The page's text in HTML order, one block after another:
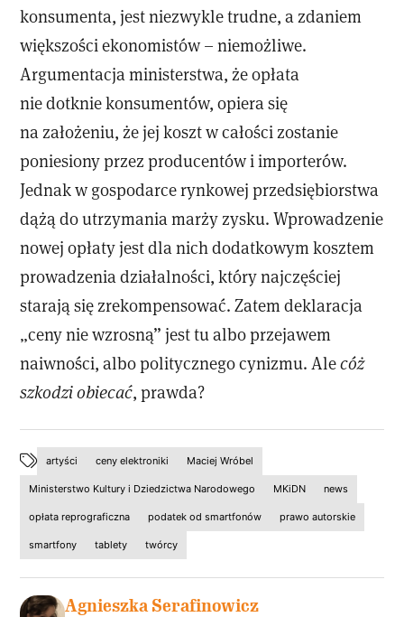
konsumenta, jest niezwykle trudne, a zdaniem
większości ekonomistów – niemożliwe.
Argumentacja ministerstwa, że opłata
nie dotknie konsumentów, opiera się
na założeniu, że jej koszt w całości zostanie
poniesiony przez producentów i importerów.
Jednak w gospodarce rynkowej przedsiębiorstwa
dążą do utrzymania marży zysku. Wprowadzenie
nowej opłaty jest dla nich dodatkowym kosztem
prowadzenia działalności, który najczęściej
starają się zrekompensować. Zatem deklaracja
„ceny nie wzrosną” jest tu albo przejawem
naiwności, albo politycznego cynizmu. Alecóż
szkodzi obiecać, prawda?
artyści ceny elektroniki Maciej Wróbel
Ministerstwo Kultury i Dziedzictwa Narodowego MKiDN news
opłata reprograficzna podatek od smartfonów prawo autorskie
smartfony tablety twórcy
Agnieszka Serafinowicz